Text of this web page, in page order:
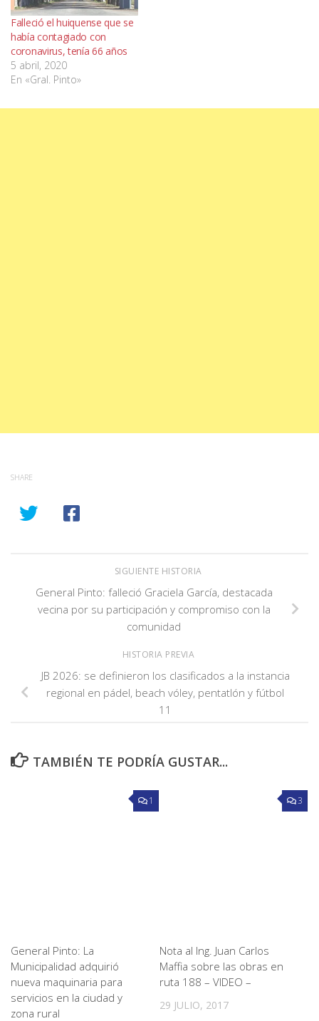
Falleció el huiquense que se
había contagiado con
coronavirus, tenía 66 años
5 abril, 2020
En «Gral. Pinto»
SHARE
SIGUIENTE HISTORIA
General Pinto: falleció Graciela García, destacada
vecina por su participación y compromiso con la
comunidad
HISTORIA PREVIA
JB 2026: se definieron los clasificados a la instancia
regional en pádel, beach vóley, pentatlón y fútbol
11
TAMBIÉN TE PODRÍA GUSTAR...
1
General Pinto: La
Municipalidad adquirió
nueva maquinaria para
servicios en la ciudad y
zona rural
3
Nota al Ing. Juan Carlos
Maffia sobre las obras en
ruta 188 – VIDEO –
29 JULIO, 2017